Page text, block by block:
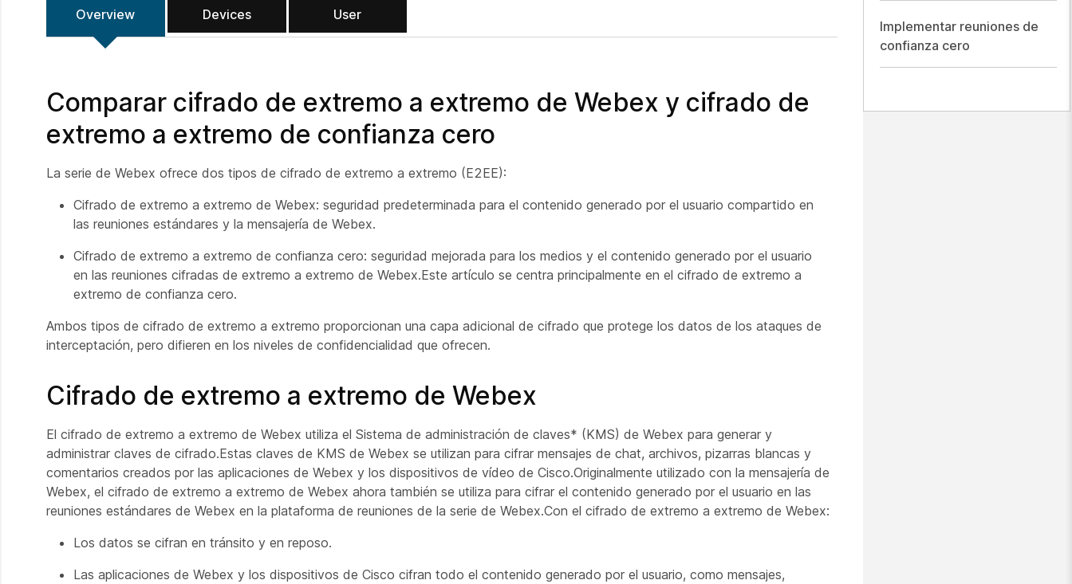
Overview Devices User
Comparar cifrado de extremo a extremo de Webex y cifrado de
extremo a extremo de confianza cero
La serie de Webex ofrece dos tipos de cifrado de extremo a extremo (E2EE):
Cifrado de extremo a extremo de Webex: seguridad predeterminada para el contenido generado por el usuario compartido en
las reuniones estándares y la mensajería de Webex.
Cifrado de extremo a extremo de confianza cero: seguridad mejorada para los medios y el contenido generado por el usuario
en las reuniones cifradas de extremo a extremo de Webex.Este artículo se centra principalmente en el cifrado de extremo a
extremo de confianza cero.
Ambos tipos de cifrado de extremo a extremo proporcionan una capa adicional de cifrado que protege los datos de los ataques de
interceptación, pero difieren en los niveles de confidencialidad que ofrecen.
Cifrado de extremo a extremo de Webex
El cifrado de extremo a extremo de Webex utiliza el Sistema de administración de claves* (KMS) de Webex para generar y
administrar claves de cifrado.Estas claves de KMS de Webex se utilizan para cifrar mensajes de chat, archivos, pizarras blancas y
comentarios creados por las aplicaciones de Webex y los dispositivos de vídeo de Cisco.Originalmente utilizado con la mensajería de
Webex, el cifrado de extremo a extremo de Webex ahora también se utiliza para cifrar el contenido generado por el usuario en las
reuniones estándares de Webex en la plataforma de reuniones de la serie de Webex.Con el cifrado de extremo a extremo de Webex:
Los datos se cifran en tránsito y en reposo.
Las aplicaciones de Webex y los dispositivos de Cisco cifran todo el contenido generado por el usuario, como mensajes,
Implementar reuniones de
confianza cero